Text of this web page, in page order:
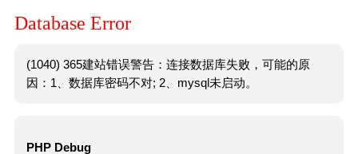
Database Error
(1040) 365建站错误警告：连接数据库失败，可能的原
因：1、数据库密码不对; 2、mysql未启动。
PHP Debug